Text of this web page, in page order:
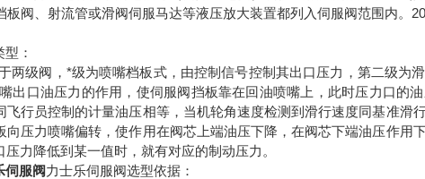
板阀、射流管或滑阀伺服马达等液压放大装置都列入伺服阀范围内。
：
两级阀，*级为喷嘴档板式，由控制信号控制其出口压力，第二级为
出口油压力的作用，使伺服阀挡板靠在回油喷嘴上，此时压力口的
飞行员控制的计量油压相等，当机轮角速度检测到滑行速度同基准滑
向压力喷嘴偏转，使作用在阀芯上端油压下降，在阀芯下端油压作用
力降低到某一值时，就有对应的制动压力。
伺服阀力士乐伺服阀选型依据：